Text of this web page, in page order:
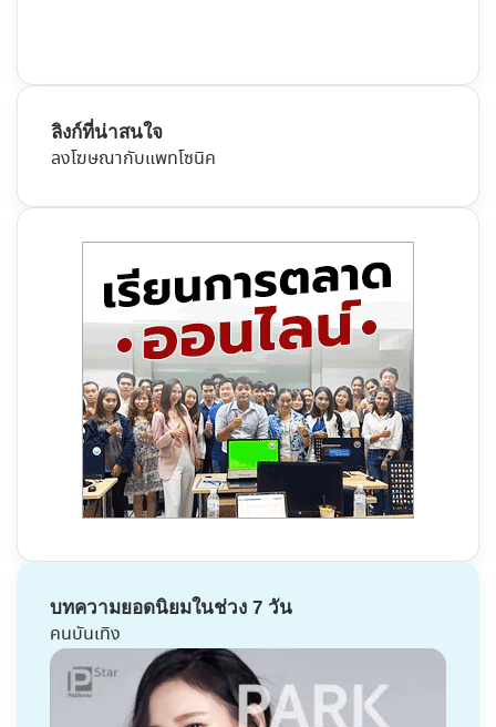
ลิงก์ที่น่าสนใจ
ลงโฆษณากับแพทโซนิค
บทความยอดนิยมในช่วง 7 วัน
คนบันเทิง